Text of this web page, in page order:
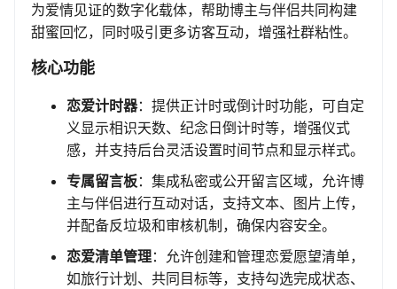
为爱情见证的数字化载体，帮助博主与伴侣共同构建
甜蜜回忆，同时吸引更多访客互动，增强社群粘性。
核心功能
恋爱计时器：提供正计时或倒计时功能，可自定
义显示相识天数、纪念日倒计时等，增强仪式
感，并支持后台灵活设置时间节点和显示样式。
专属留言板：集成私密或公开留言区域，允许博
主与伴侣进行互动对话，支持文本、图片上传，
并配备反垃圾和审核机制，确保内容安全。
恋爱清单管理：允许创建和管理恋爱愿望清单，
如旅行计划、共同目标等，支持勾选完成状态、